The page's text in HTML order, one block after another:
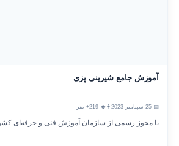
آموزش جامع شیرینی پزی
👨‍🎓 219+ نفر
با مجوز رسمی از سازمان آموزش فنی و حرفه‌ای کشور